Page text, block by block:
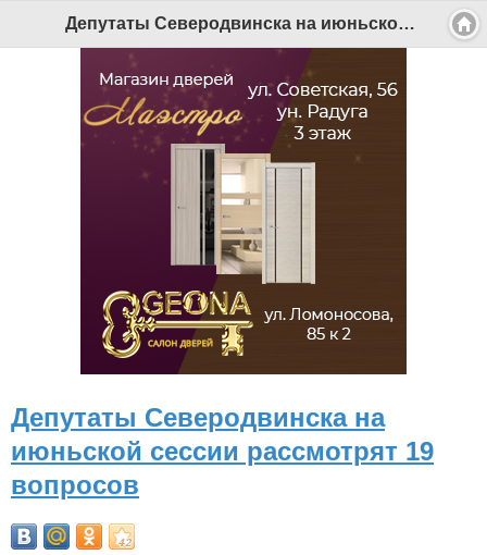
Депутаты Северодвинска на июньской сессии рассмотрят 19 вопросов - Беломорканал Северодвинск tv29.ru
Депутаты Северодвинска на
июньской сессии рассмотрят 19
вопросов